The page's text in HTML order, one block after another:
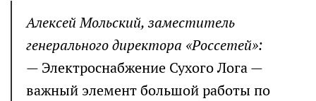
Алексей Мольский, заместитель
генерального директора «Россетей»:
— Электроснабжение Сухого Лога —
важный элемент большой работы по